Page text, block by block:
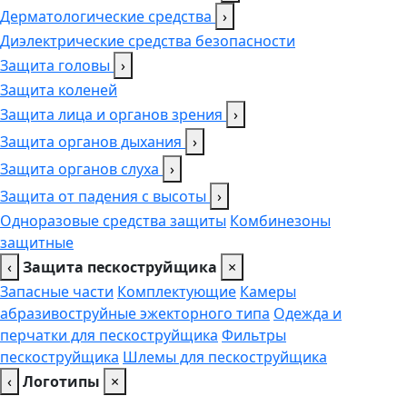
Дерматологические средства ›
Диэлектрические средства безопасности
Защита головы ›
Защита коленей
Защита лица и органов зрения ›
Защита органов дыхания ›
Защита органов слуха ›
Защита от падения с высоты ›
Одноразовые средства защиты Комбинезоны
защитные
‹ Защита пескоструйщика
×
Запасные части Комплектующие Камеры
абразивоструйные эжекторного типа Одежда и
перчатки для пескоструйщика Фильтры
пескоструйщика Шлемы для пескоструйщика
‹ Логотипы
×